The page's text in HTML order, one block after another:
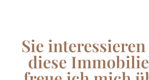
Sie
diese